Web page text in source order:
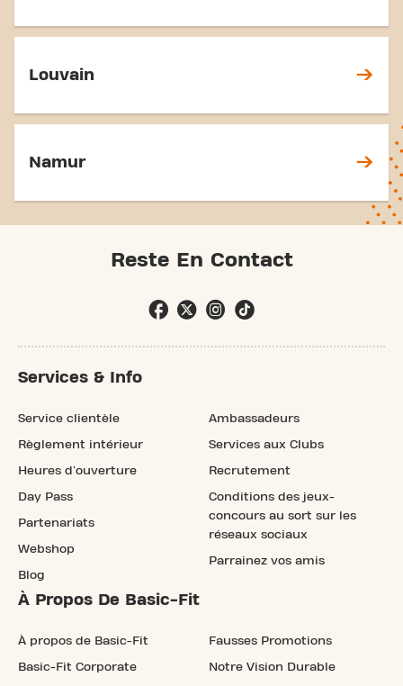
Louvain
Namur
Reste En Contact
Services & Info
Service clientèle
Règlement intérieur
Heures d'ouverture
Day Pass
Partenariats
Webshop
Blog
Ambassadeurs
Services aux Clubs
Recrutement
Conditions des jeux-
concours au sort sur les
réseaux sociaux
Parrainez vos amis
À Propos De Basic-Fit
À propos de Basic-Fit
Basic-Fit Corporate
Fausses Promotions
Notre Vision Durable